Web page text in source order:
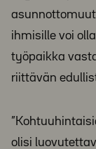
ihmisille voi
työpaikka
riittävän
olisi